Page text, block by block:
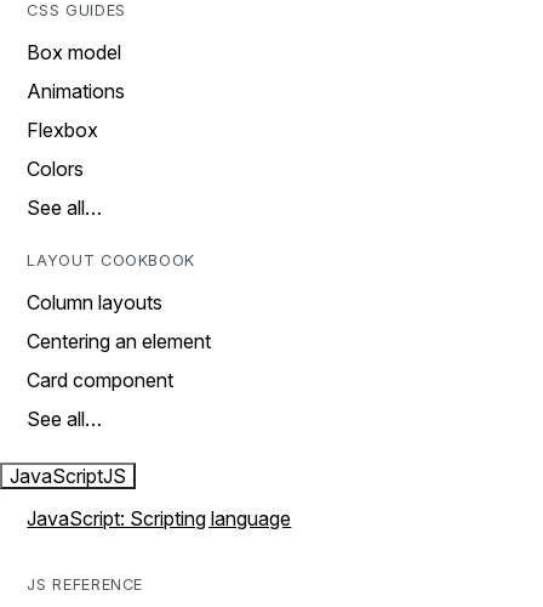
CSS GUIDES
Box model
Animations
Flexbox
Colors
See all…
LAYOUT COOKBOOK
Column layouts
Centering an element
Card component
See all…
JavaScriptJS
JavaScript: Scripting language
JS REFERENCE